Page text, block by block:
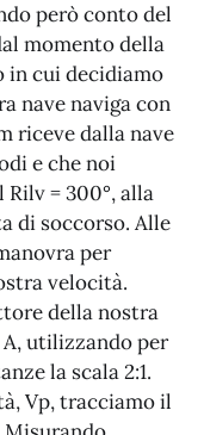
però conto del
momento della
in cui decidiamo
nave naviga con
riceve dalla nave
e che noi
= 300°, alla
di soccorso. Alle
per
velocità.
della nostra
utilizzando per
la scala 2:1.
Vp, tracciamo il